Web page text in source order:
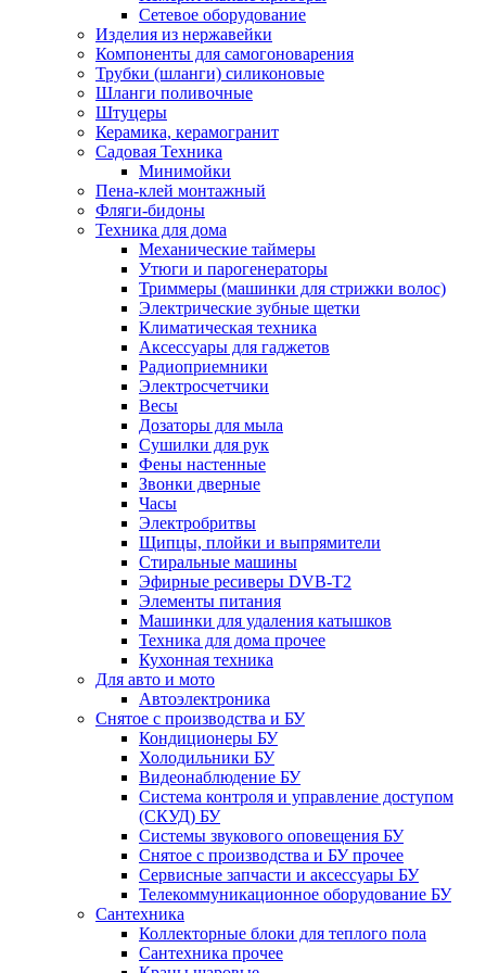
Сетевое оборудование
Изделия из нержавейки
Компоненты для самогоноварения
Трубки (шланги) силиконовые
Шланги поливочные
Штуцеры
Керамика, керамогранит
Садовая Техника
Минимойки
Пена-клей монтажный
Фляги-бидоны
Техника для дома
Механические таймеры
Утюги и парогенераторы
Триммеры (машинки для стрижки волос)
Электрические зубные щетки
Климатическая техника
Аксессуары для гаджетов
Радиоприемники
Электросчетчики
Весы
Дозаторы для мыла
Сушилки для рук
Фены настенные
Звонки дверные
Часы
Электробритвы
Щипцы, плойки и выпрямители
Стиральные машины
Эфирные ресиверы DVB-T2
Элементы питания
Машинки для удаления катышков
Техника для дома прочее
Кухонная техника
Для авто и мото
Автоэлектроника
Снятое с производства и БУ
Кондиционеры БУ
Холодильники БУ
Видеонаблюдение БУ
Система контроля и управление доступом
(СКУД) БУ
Системы звукового оповещения БУ
Снятое с производства и БУ прочее
Сервисные запчасти и аксессуары БУ
Телекоммуникационное оборудование БУ
Сантехника
Коллекторные блоки для теплого пола
Сантехника прочее